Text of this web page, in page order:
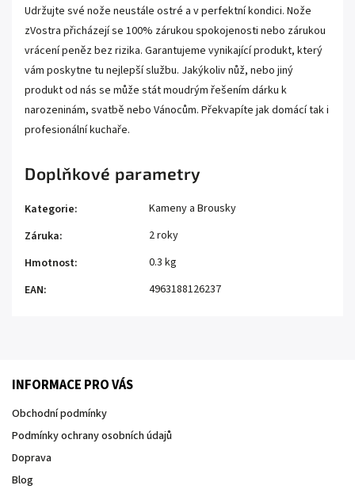
Udržujte své nože neustále ostré a v perfektní kondici. Nože
zVostra přicházejí se 100% zárukou spokojenosti nebo zárukou
vrácení peněz bez rizika. Garantujeme vynikající produkt, který
vám poskytne tu nejlepší službu. Jakýkoliv nůž, nebo jiný
produkt od nás se může stát moudrým řešením dárku k
narozeninám, svatbě nebo Vánocům. Překvapíte jak domácí tak i
profesionální kuchaře.
Doplňkové parametry
Kategorie:
Kameny a Brousky
Záruka:
2 roky
Hmotnost:
0.3 kg
EAN: 4963188126237
INFORMACE PRO VÁS
Obchodní podmínky
Podmínky ochrany osobních údajů
Doprava
Blog